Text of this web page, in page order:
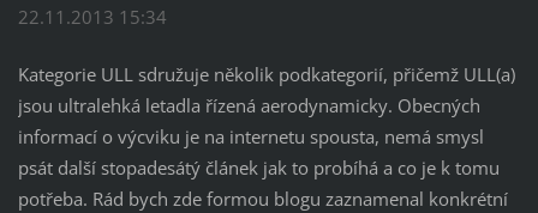
22.11.2013 15:34
Kategorie ULL sdružuje několik podkategorií, přičemž ULL(a)
jsou ultralehká letadla řízená aerodynamicky. Obecných
informací o výcviku je na internetu spousta, nemá smysl
psát další stopadesátý článek jak to probíhá a co je k tomu
potřeba. Rád bych zde formou blogu zaznamenal konkrétní